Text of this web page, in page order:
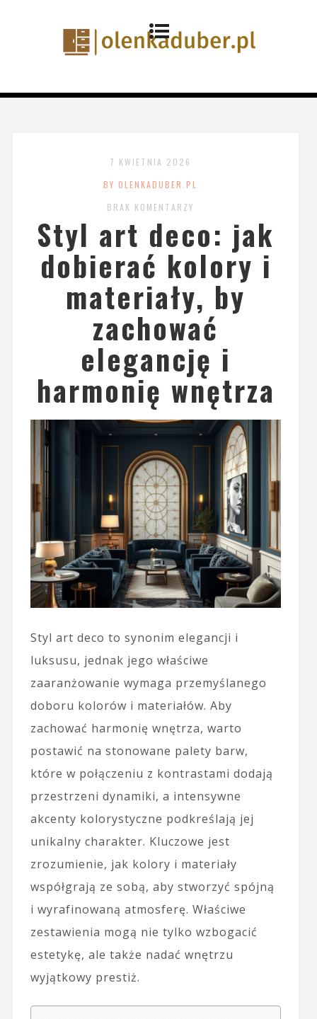
7 KWIETNIA 2026
BY OLENKADUBER.PL
BRAK KOMENTARZY
Styl art deco: jak
dobierać kolory i
materiały, by
zachować
elegancję i
harmonię wnętrza
Styl art deco to synonim elegancji i
luksusu, jednak jego właściwe
zaaranżowanie wymaga przemyślanego
doboru kolorów i materiałów. Aby
zachować harmonię wnętrza, warto
postawić na stonowane palety barw,
które w połączeniu z kontrastami dodają
przestrzeni dynamiki, a intensywne
akcenty kolorystyczne podkreślają jej
unikalny charakter. Kluczowe jest
zrozumienie, jak kolory i materiały
współgrają ze sobą, aby stworzyć spójną
i wyrafinowaną atmosferę. Właściwe
zestawienia mogą nie tylko wzbogacić
estetykę, ale także nadać wnętrzu
wyjątkowy prestiż.